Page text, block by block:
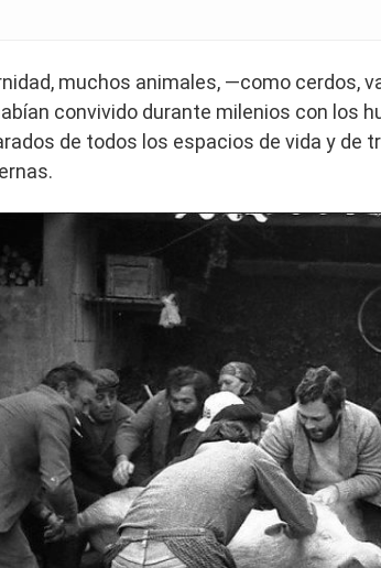
muchos animales, —como cerdos,
convivido durante milenios con los
de todos los espacios de vida y de